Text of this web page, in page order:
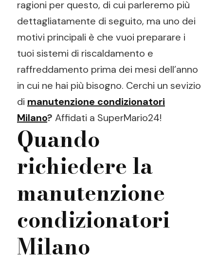
ragioni per questo, di cui parleremo più
dettagliatamente di seguito, ma uno dei
motivi principali è che vuoi preparare i
tuoi sistemi di riscaldamento e
raffreddamento prima dei mesi dell’anno
in cui ne hai più bisogno. Cerchi un sevizio
di manutenzione condizionatori
Milano? Affidati a SuperMario24!
Quando
richiedere la
manutenzione
condizionatori
Milano